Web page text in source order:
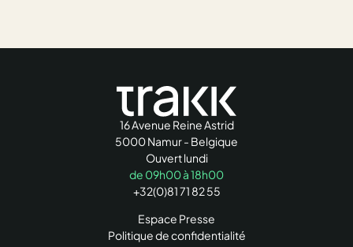
16 Avenue Reine Astrid
5000 Namur - Belgique
Ouvert lundi
de 09h00 à 18h00
+32(0)81 71 82 55
Espace Presse
Politique de confidentialité